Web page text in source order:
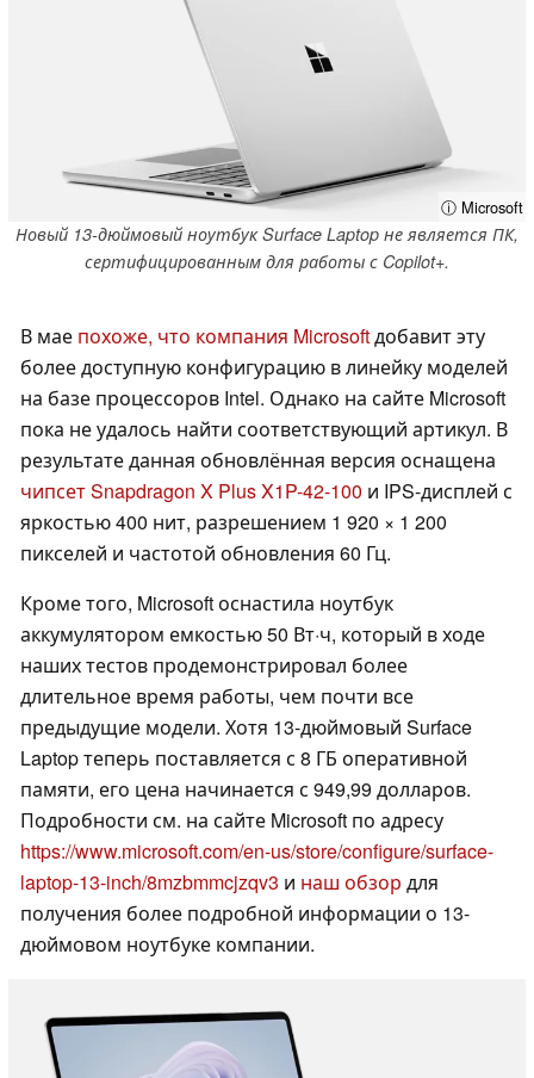
ⓘ Microsoft
Новый 13-дюймовый ноутбук Surface Laptop не является ПК,
сертифицированным для работы с Copilot+.
В мае похоже, что компания Microsoftдобавит эту
более доступную конфигурацию в линейку моделей
на базе процессоров Intel. Однако на сайте Microsoft
пока не удалось найти соответствующий артикул. В
результате данная обновлённая версия оснащена
чипсет Snapdragon X Plus X1P-42-100 и IPS-дисплей с
яркостью 400 нит, разрешением 1 920 × 1 200
пикселей и частотой обновления 60 Гц.
Кроме того, Microsoft оснастила ноутбук
аккумулятором емкостью 50 Вт·ч, который в ходе
наших тестов продемонстрировал более
длительное время работы, чем почти все
предыдущие модели. Хотя 13-дюймовый Surface
Laptop теперь поставляется с 8 ГБ оперативной
памяти, его цена начинается с 949,99 долларов.
Подробности см. на сайте Microsoft по адресу
https://www.microsoft.com/en-us/store/configure/surface-
laptop-13-inch/8mzbmmcjzqv3 и наш обзор для
получения более подробной информации о 13-
дюймовом ноутбуке компании.